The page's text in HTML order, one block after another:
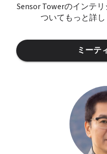
Sensor Towerのインテ
ついてもっと詳
ミーテ